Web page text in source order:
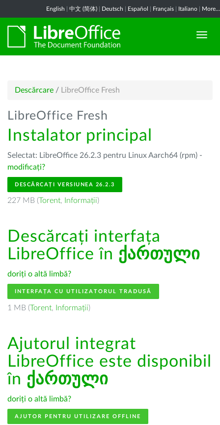
English 中文 (简体) Deutsch Español Français Italiano More...
Descărcare / LibreOffice Fresh
LibreOffice Fresh
Instalator principal
Selectat: LibreOffice 26.2.3 pentru Linux Aarch64 (rpm) -
modificați?
DESCĂRCAȚI VERSIUNEA 26.2.3
227 MB (Torent, Informații)
Descărcați interfața
LibreOffice în ქართული
doriți o altă limbă?
INTERFAȚA CU UTILIZATORUL TRADUSĂ
1 MB (Torent, Informații)
Ajutorul integrat
LibreOffice este disponibil
în ქართული
doriți o altă limbă?
AJUTOR PENTRU UTILIZARE OFFLINE